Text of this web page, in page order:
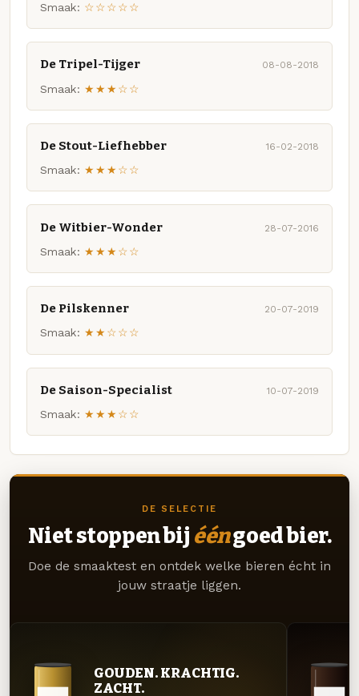
Smaak: ☆☆☆☆☆
De Tripel-Tijger 08-08-2018
Smaak: ★★★☆☆
De Stout-Liefhebber 16-02-2018
Smaak: ★★★☆☆
De Witbier-Wonder 28-07-2016
Smaak: ★★★☆☆
De Pilskenner 20-07-2019
Smaak: ★★☆☆☆
De Saison-Specialist 10-07-2019
Smaak: ★★★☆☆
DE SELECTIE
Niet stoppen bij ééngoed bier.
Doe de smaaktest en ontdek welke bieren écht in
jouw straatje liggen.
GOUDEN. KRACHTIG.
ZACHT.